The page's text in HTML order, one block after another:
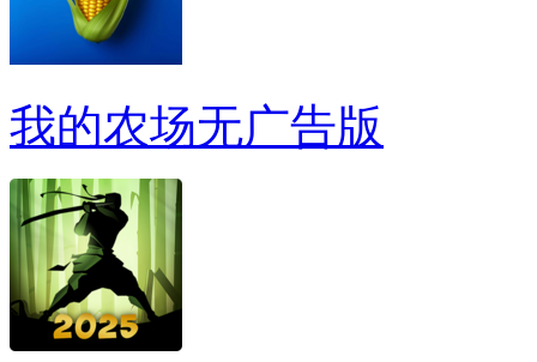
我的农场无广告版